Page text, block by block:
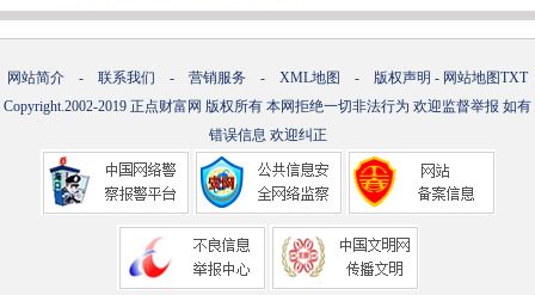
网站简介 - 联系我们 - 营销服务 - XML地图 - 版权声明 - 网站地图TXT
Copyright.2002-2019 正点财富网 版权所有 本网拒绝一切非法行为 欢迎监督举报 如有
错误信息 欢迎纠正